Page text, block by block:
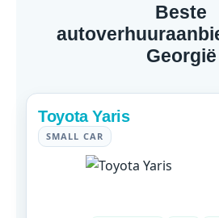
Beste
Georgië
Toyota Yaris
SMALL CAR